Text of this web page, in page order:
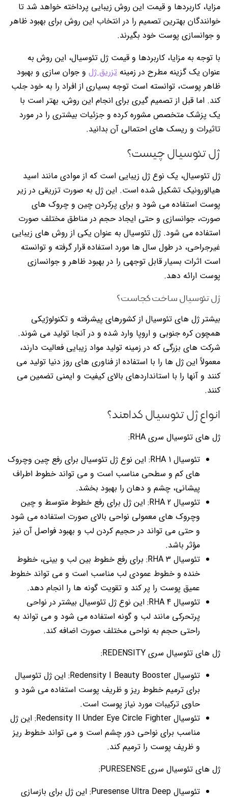
مزایا، کاربردها و قیمت این روش زیبایی پرداخته خواهد شد تا
خوانندگان بهترین تصمیم را در انتخاب این روش برای بهبود ظاهر
و جوانسازی پوست خود بگیرند.
با توجه به مزایا، کاربردها و قیمت ژل تئوسیال، این روش به
عنوان یک گزینه مطرح در زمینه تزریق ژل و جوان سازی و بهبود
ظاهر پوست، توانسته است توجه بسیاری از افراد را به خود جلب
کند. اما قبل از تصمیم گیری برای انجام این روش، بهتر است با
یک پزشک متخصص مشوره کرده و جزئیات بیشتری را در مورد
تاثیرات و ریسک های احتمالی آن بدانید.
ژل تئوسیال چیست؟
ژل تئوسیال، یک نوع ژل زیبایی است که از موادی مانند اسید
هیالورونیک تشکیل شده است. این ژل به صورت تزریقی در زیر
پوست استفاده می شود و برای پرکردن چین و چروک های
صورت، جوانسازی و حتی ایجاد حجم در مناطق مختلف صورت
استفاده می شود. ژل تئوسیال به عنوان یکی از روش های زیبایی
غیرجراحی، در طول سال ها مورد استفاده قرار گرفته و توانسته
است اثرات بسیار قابل توجهی را در بهبود ظاهر و جوانسازی
پوست ارائه دهد.
ژل تئوسیال ساخت کجاست؟
بیشتر ژل های تئوسیال از کشورهای پیشرفته و تکنولوژیکی
همچون کره جنوبی و اروپا وارد شده و در آنجا تولید می شوند.
شرکت های بزرگی که در زمینه تولید مواد زیبایی فعالیت دارند،
معمولاً این ژل ها را با استفاده از فناوری های روز دنیا تولید می
کنند و آنها را با استانداردهای بالای کیفیت و ایمنی تضمین می
کنند.
انواع ژل تئوسیال کدامند؟
ژل های تئوسیال سری RHA:
تئوسیال 1 RHA: این نوع ژل تئوسیال برای رفع چین وچروک
های کم و سطحی مناسب است و می تواند خطوط اطراف
پیشانی، چشم و دهان را بهبود بخشد.
تئوسیال 2 RHA: این ژل برای رفع خطوط متوسط و چین
وچروک های معمولی نواحی بالای صورت استفاده می شود
و حتی می تواند در حجیم کردن لب و بهبود فواصل آن نیز
مؤثر باشد.
تئوسیال 3 RHA: برای رفع خطوط بین لب و بینی، خطوط
خنده و خطوط عمودی لب مناسب است و می تواند خطوط
عمیق پوست را پر کند و تقویت گونه ها را انجام دهد.
تئوسیال 4 RHA: این نوع ژل تئوسیال بیشتر در نواحی
پرتحرکی مانند لب و گونه استفاده می شود و می تواند به
راحتی حجم به نواحی مختلف صورت اضافه کند.
ژل های تئوسیال سری REDENSITY:
تئوسیال Redensity I Beauty Booster: این ژل تئوسیال
برای ترمیم خطوط ریز و ظریف پوست استفاده می شود و
حاوی ترکیبات مورد نیاز پوست است.
تئوسیال Redensity II Under Eye Circle Fighter: این ژل
مناسب برای نواحی دور چشم است و می تواند خطوط ریز
و ظریف پوست را ترمیم کند.
ژل های تئوسیال سری PURESENSE:
تئوسیال Puresense Ultra Deep: این ژل برای بازسازی